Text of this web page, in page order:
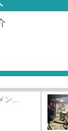
ン...